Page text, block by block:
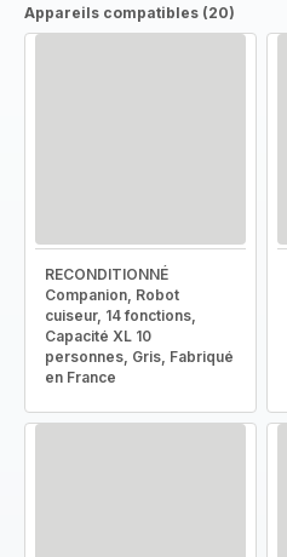
Appareils compatibles (20)
RECONDITIONNÉ
Companion, Robot
cuiseur, 14 fonctions,
Capacité XL 10
personnes, Gris, Fabriqué
en France